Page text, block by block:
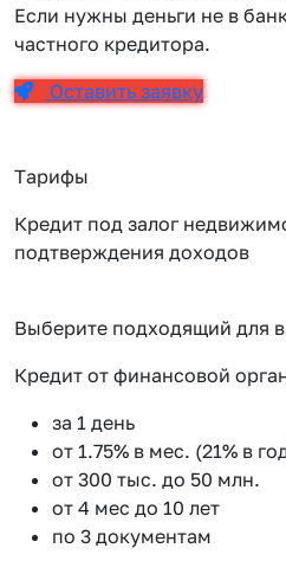
Если нужны деньги не в
частного кредитора.
Оставить заявку
Тарифы
Кредит под залог
подтверждения доходов
Выберите подходящий для
Кредит от финансовой
за 1 день
от 1.75% в мес. (21% в
от 300 тыс. до 50 млн.
от 4 мес до 10 лет
по 3 документам